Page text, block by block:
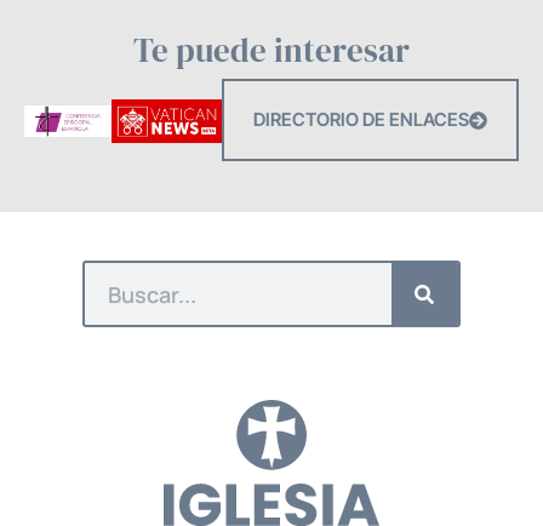
Te puede interesar
DIRECTORIO DE ENLACES